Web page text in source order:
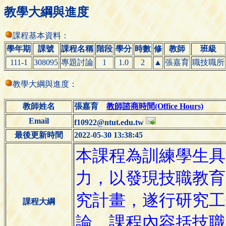
教學大綱與進度
課程基本資料：
學年期
課號 課程名稱 階段 學分 時數 修 教師
班級
111-1
308095 專題討論 1 1.0 2 ▲ 張嘉育 職技職所
教學大綱與進度：
教師姓名 張嘉育教師諮商時間(Office Hours)
Email
f10922@ntut.edu.tw
最後更新時間
2022-05-30 13:38:45
課程大綱